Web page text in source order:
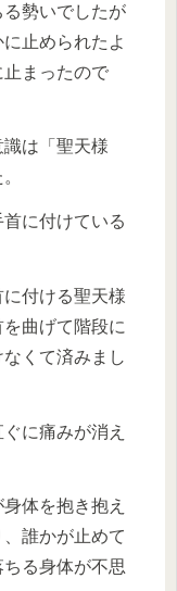
勢いでしたが
止められたよ
止まったので
は「聖天様
に付けている
付ける聖天様
を曲げて階段に
くて済みまし
に痛みが消え
体を抱き抱え
誰かが止めて
る身体が不思